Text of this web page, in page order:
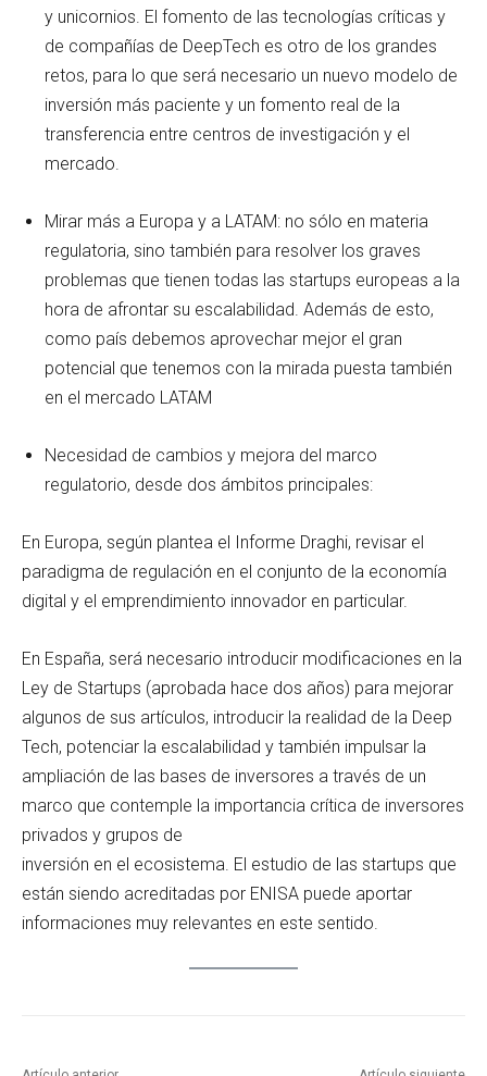
y unicornios. El fomento de las tecnologías críticas y
de compañías de DeepTech es otro de los grandes
retos, para lo que será necesario un nuevo modelo de
inversión más paciente y un fomento real de la
transferencia entre centros de investigación y el
mercado.
Mirar más a Europa y a LATAM: no sólo en materia
regulatoria, sino también para resolver los graves
problemas que tienen todas las startups europeas a la
hora de afrontar su escalabilidad. Además de esto,
como país debemos aprovechar mejor el gran
potencial que tenemos con la mirada puesta también
en el mercado LATAM
Necesidad de cambios y mejora del marco
regulatorio, desde dos ámbitos principales:
En Europa, según plantea el Informe Draghi, revisar el
paradigma de regulación en el conjunto de la economía
digital y el emprendimiento innovador en particular.
En España, será necesario introducir modificaciones en la
Ley de Startups (aprobada hace dos años) para mejorar
algunos de sus artículos, introducir la realidad de la Deep
Tech, potenciar la escalabilidad y también impulsar la
ampliación de las bases de inversores a través de un
marco que contemple la importancia crítica de inversores
privados y grupos de
inversión en el ecosistema. El estudio de las startups que
están siendo acreditadas por ENISA puede aportar
informaciones muy relevantes en este sentido.